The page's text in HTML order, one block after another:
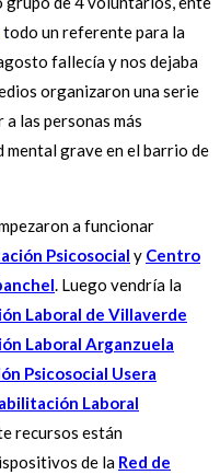
todo un referente para la
fallecía y nos dejaba
organizaron una serie
las personas más
grave en el barrio de
a funcionar
Psicosocial y Centro
. Luego vendría la
Laboral de Villaverde
Laboral Arganzuela
Psicosocial Usera
Laboral
recursos están
de la Red de